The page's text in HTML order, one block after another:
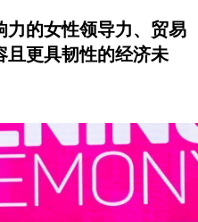
力的女性领导力、贸易
且更具韧性的经济未